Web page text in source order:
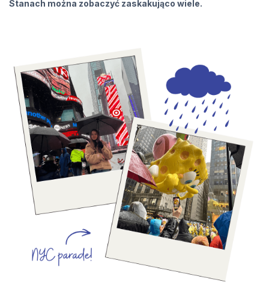
Stanach można zobaczyć zaskakująco wiele.